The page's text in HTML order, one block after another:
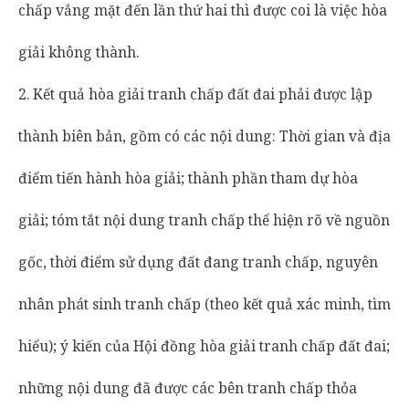
chấp vắng mặt đến lần thứ hai thì được coi là việc hòa
giải không thành.
2. Kết quả hòa giải tranh chấp đất đai phải được lập
thành biên bản, gồm có các nội dung: Thời gian và địa
điểm tiến hành hòa giải; thành phần tham dự hòa
giải; tóm tắt nội dung tranh chấp thể hiện rõ về nguồn
gốc, thời điểm sử dụng đất đang tranh chấp, nguyên
nhân phát sinh tranh chấp (theo kết quả xác minh, tìm
hiểu); ý kiến của Hội đồng hòa giải tranh chấp đất đai;
những nội dung đã được các bên tranh chấp thỏa